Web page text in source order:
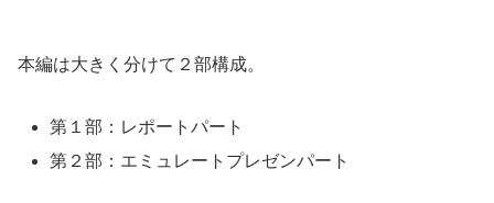
本編は大きく分けて２部構成。
第１部：レポートパート
第２部：エミュレートプレゼンパート